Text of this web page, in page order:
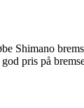
Shimano
pris på